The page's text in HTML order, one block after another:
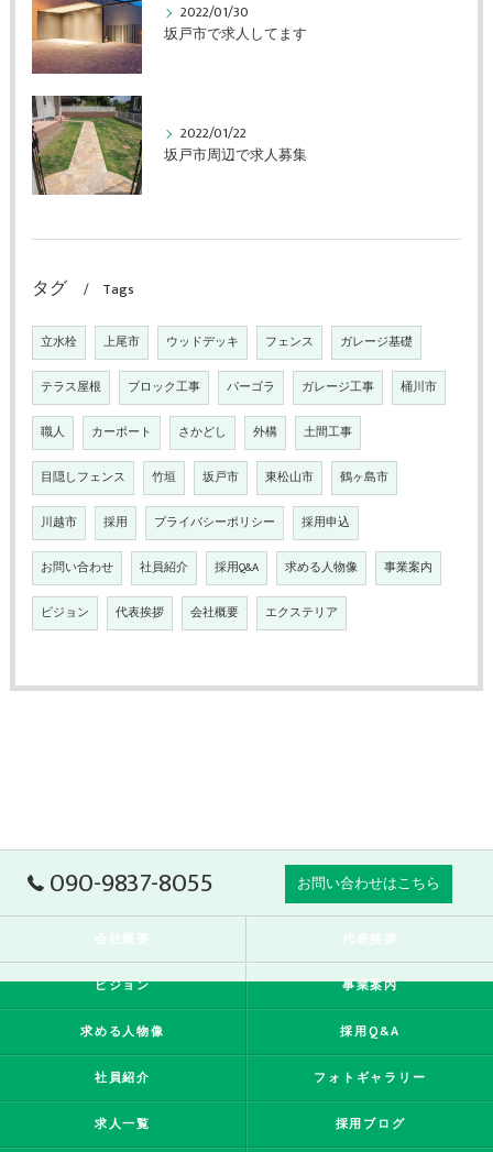
2022/01/30
坂戸市で求人してます
2022/01/22
坂戸市周辺で求人募集
タグ Tags
立水栓 上尾市 ウッドデッキ フェンス ガレージ基礎
テラス屋根 ブロック工事 パーゴラ ガレージ工事 桶川市
職人 カーポート さかどし 外構 土間工事
目隠しフェンス 竹垣 坂戸市 東松山市 鶴ヶ島市
川越市 採用 プライバシーポリシー 採用申込
お問い合わせ 社員紹介 採用Q&A 求める人物像 事業案内
ビジョン 代表挨拶 会社概要 エクステリア
090-9837-8055 お問い合わせはこちら
会社概要 代表挨拶
ビジョン 事業案内
求める人物像 採用Q&A
社員紹介 フォトギャラリー
求人一覧 採用ブログ